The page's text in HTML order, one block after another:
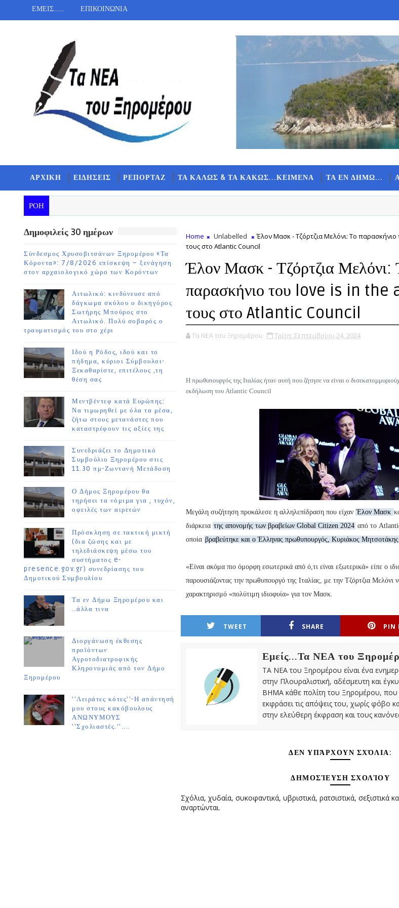
ΕΜΕΙΣ....... ΕΠΙΚΟΙΝΩΝΙΑ
ΑΡΧΙΚΗ ΕΙΔΗΣΕΙΣ ΡΕΠΟΡΤΑΖ ΤΑ ΚΑΛΩΣ & ΤΑ ΚΑΚΩΣ...ΚΕΙΜΕΝΑ ΤΑ ΕΝ ΔΗΜΩ...
ΡΟΗ
Δημοφιλείς 30 ημέρων
Σύνδεσμος Χρυσοβιτσάνων Ξηρομέρου «Τα
Κόροντα»: 7/8/2026 επίσκεψη – ξενάγηση
στον αρχαιολογικό χώρο των Κορόντων
Αιτωλικό: κινδύνευσε από
δάγκωμα σκύλου ο δικηγόρος
Σωτήρης Μπούρος στο
Αιτωλικό. Πολύ σοβαρός ο
τραυματισμός του στο χέρι
Ιδού η Ρόδος, ιδού και το
πήδημα, κύριοι Σύμβουλοι-
Ξεκαθαρίστε, επιτέλους ,τη
θέση σας
Μεντβέντεφ κατά Ευρώπης:
Να τιμωρηθεί με όλα τα μέσα,
ζήτω στους μετανάστες που
καταστρέφουν τις αξίες της
Συνεδριάζει το Δημοτικό
Συμβούλιο Ξηρομέρου στις
11.30 πμ-Ζωντανή Μετάδοση
Ο Δήμος Ξηρομέρου θα
τηρήσει τα νόμιμα για , τυχόν,
οφειλές των αιρετών
Πρόσκληση σε τακτική μικτή
(δια ζώσης και με
τηλεδιάσκεψη μέσω του
συστήματος e-
presence.gov.gr) συνεδρίασης του
Δημοτικού Συμβουλίου
Τα εν Δήμω Ξηρομέρου και
..άλλα τινα
Διοργάνωση έκθεσης
προϊόντων
Αγροτοδιατροφικής
Κληρονομιάς από τον Δήμο
Ξηρομέρου
''Λειράτες κότες''-Η απάντησή
μου στους κακόβουλους
ΑΝΩΝΥΜΟΥΣ
''Σχολιαστές.''....
Home Unlabelled
Έλον Μασκ - Τζόρτζια Μελόνι: Το
τους στο Atlantic Council
Έλον Μασκ - Τζόρτζια Μελόνι:
παρασκήνιο του love is in the
τους στο Atlantic Council
Τα ΝΕΑ του Ξηρομέρου Τρίτη, Σεπτεμβρίου 24, 2024
Η πρωθυπουργός της Ιταλίας ήταν αυτή που ζήτησε να είναι ο
εκδήλωση του Atlantic Council
Μεγάλη συζήτηση προκάλεσε η αλληλεπίδραση που είχαν Έλον Μασκ
διάρκεια της απονομής των βραβείων Global Citizen 2024 από το
οποία βραβεύτηκε και ο Έλληνας πρωθυπουργός, Κυριάκος Μητσοτάκης
«Είναι ακόμα πιο όμορφη εσωτερικά από ό,τι είναι εξωτερικά» είπε ο
παρουσιάζοντας την πρωθυπουργό της Ιταλίας, με την Τζόρτζια Μελόνι
χαρακτηρισμό «πολύτιμη ιδιοφυία» για τον Μασκ.
TWEET SHARE PIN
Εμείς...Τα ΝΕΑ του
ΤΑ ΝΕΑ του Ξηρομέρου είναι ένα
στην Πλουραλιστική, αδέσμευτη και
ΒΗΜΑ κάθε πολίτη του Ξηρομέρου, που
εκφράσει τις απόψεις του, χωρίς φόβο
στην ελεύθερη έκφραση και τους
ΔΕΝ ΥΠΆΡΧΟΥΝ ΣΧΌΛΙΑ:
ΔΗΜΟΣΊΕΥΣΗ ΣΧΟΛΊΟΥ
Σχόλια, χυδαία, συκοφαντικά, υβριστικά, ρατσιστικά, σεξιστικά
αναρτώνται.